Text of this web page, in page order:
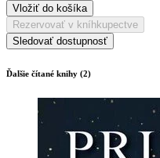
Vložiť do košíka
Rezervovať v kníhkupectve
Sledovať dostupnosť
Ďalšie čítané knihy (2)